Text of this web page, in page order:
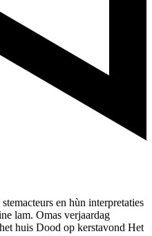
en hùn interpretaties
lam. Omas verjaardag
huis Dood op kerstavond Het